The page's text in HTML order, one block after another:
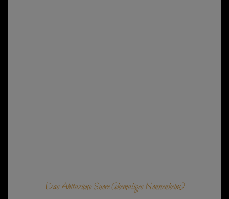
Das Abitazione Suore (ehemaliges Nonnenheim)